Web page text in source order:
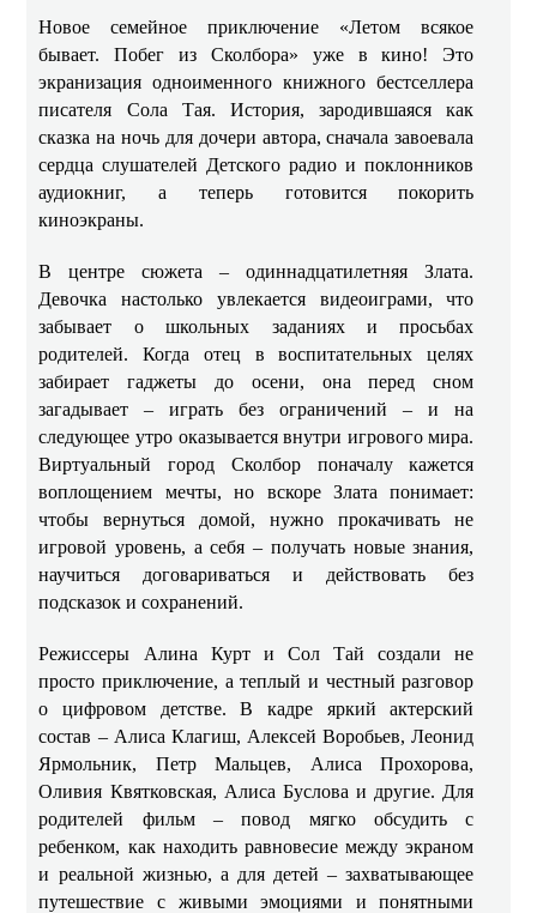
Новое семейное приключение «Летом всякое
бывает. Побег из Сколбора» уже в кино! Это
экранизация одноименного книжного бестселлера
писателя Сола Тая. История, зародившаяся как
сказка на ночь для дочери автора, сначала завоевала
сердца слушателей Детского радио и поклонников
аудиокниг, а теперь готовится покорить
киноэкраны.
В центре сюжета – одиннадцатилетняя Злата.
Девочка настолько увлекается видеоиграми, что
забывает о школьных заданиях и просьбах
родителей. Когда отец в воспитательных целях
забирает гаджеты до осени, она перед сном
загадывает – играть без ограничений – и на
следующее утро оказывается внутри игрового мира.
Виртуальный город Сколбор поначалу кажется
воплощением мечты, но вскоре Злата понимает:
чтобы вернуться домой, нужно прокачивать не
игровой уровень, а себя – получать новые знания,
научиться договариваться и действовать без
подсказок и сохранений.
Режиссеры Алина Курт и Сол Тай создали не
просто приключение, а теплый и честный разговор
о цифровом детстве. В кадре яркий актерский
состав – Алиса Клагиш, Алексей Воробьев, Леонид
Ярмольник, Петр Мальцев, Алиса Прохорова,
Оливия Квятковская, Алиса Буслова и другие. Для
родителей фильм – повод мягко обсудить с
ребенком, как находить равновесие между экраном
и реальной жизнью, а для детей – захватывающее
путешествие с живыми эмоциями и понятными